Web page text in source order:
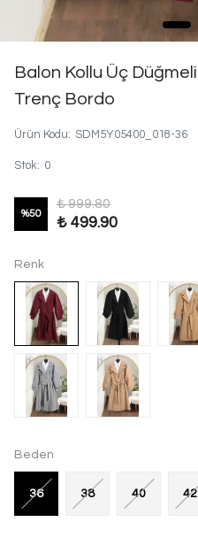
Balon Kollu Üç
Trenç Bordo
Ürün Kodu: SDM5Y05400_018-36
Stok: 0
%50
₺ 999.80
₺ 499.90
Renk
Beden
36 38 40 42